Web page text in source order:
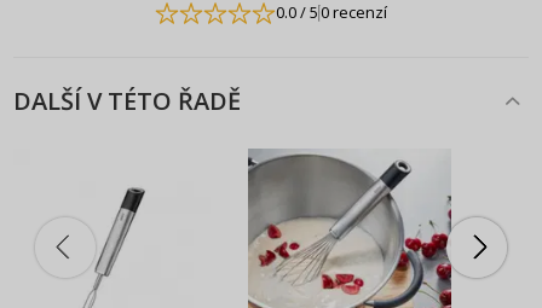
0.0/ 50 recenzí
DALŠÍ V TÉTO ŘADĚ